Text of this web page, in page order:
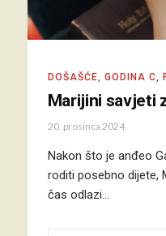
DOŠAŠĆE GODINA C
Marijini savjeti
20. prosinca 2024.
Nakon što je anđeo
roditi posebno dijete,
čas odlazi…